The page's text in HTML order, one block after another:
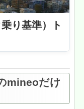
り基準）ト
mineoだけ